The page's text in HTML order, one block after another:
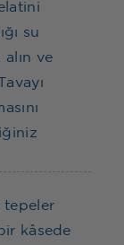
su
ve
tepeler
kâsede